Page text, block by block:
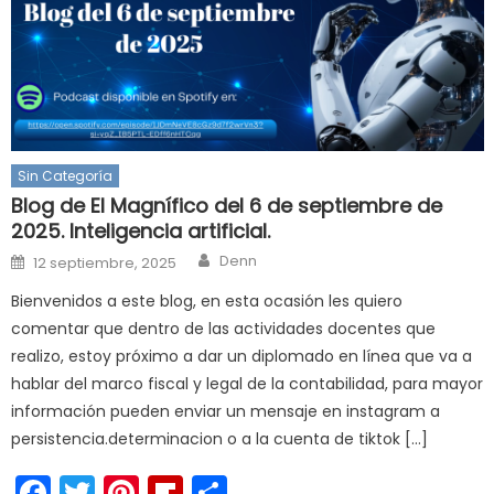
Sin Categoría
Blog de El Magnífico del 6 de septiembre de
2025. Inteligencia artificial.
Posted
on
12 septiembre, 2025 Author
Denn
Bienvenidos a este blog, en esta ocasión les quiero
comentar que dentro de las actividades docentes que
realizo, estoy próximo a dar un diplomado en línea que va a
hablar del marco fiscal y legal de la contabilidad, para mayor
información pueden enviar un mensaje en instagram a
persistencia.determinacion o a la cuenta de tiktok […]